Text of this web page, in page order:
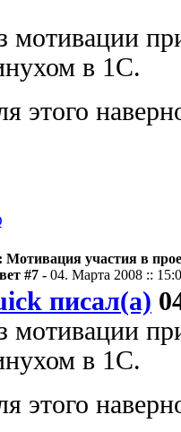
мотивации
в 1С.
этого
Мотивация участия в
#7 - 04. Марта 2008 ::
писал(а)
мотивации
в 1С.
этого